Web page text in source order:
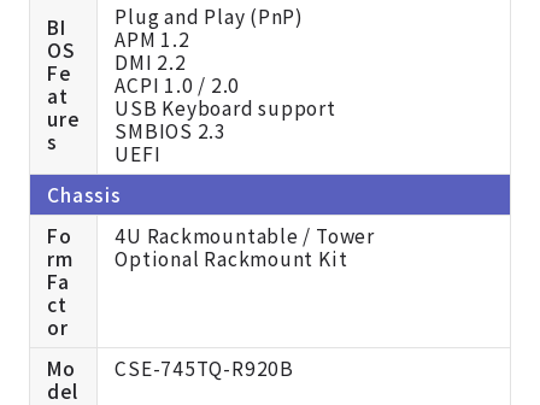
BI
OS
Fe
at
ure
s
Plug and Play (PnP)
APM 1.2
DMI 2.2
ACPI 1.0 / 2.0
USB Keyboard support
SMBIOS 2.3
UEFI
Chassis
Fo
rm
Fa
ct
or
4U Rackmountable / Tower
Optional Rackmount Kit
Mo
del
CSE-745TQ-R920B